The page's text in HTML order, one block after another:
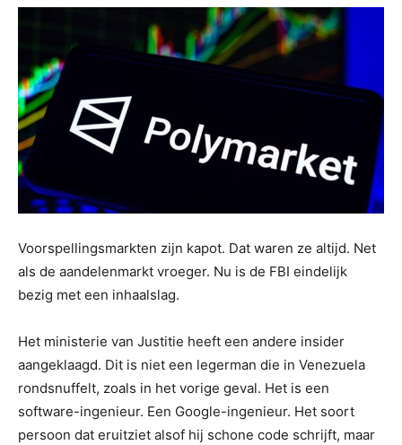
Voorspellingsmarkten zijn kapot. Dat waren ze altijd. Net
als de aandelenmarkt vroeger. Nu is de FBI eindelijk
bezig met een inhaalslag.
Het ministerie van Justitie heeft een andere insider
aangeklaagd. Dit is niet een legerman die in Venezuela
rondsnuffelt, zoals in het vorige geval. Het is een
software-ingenieur. Een Google-ingenieur. Het soort
persoon dat eruitziet alsof hij schone code schrijft, maar